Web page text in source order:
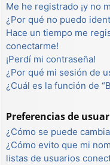
Me he registrado ¡y no
¿Por qué no puedo
Hace un tiempo me
conectarme!
¡Perdí mi contraseña!
¿Por qué mi sesión de
¿Cuál es la función de
Preferencias de
¿Cómo se puede
¿Cómo evito que mi
listas de usuarios